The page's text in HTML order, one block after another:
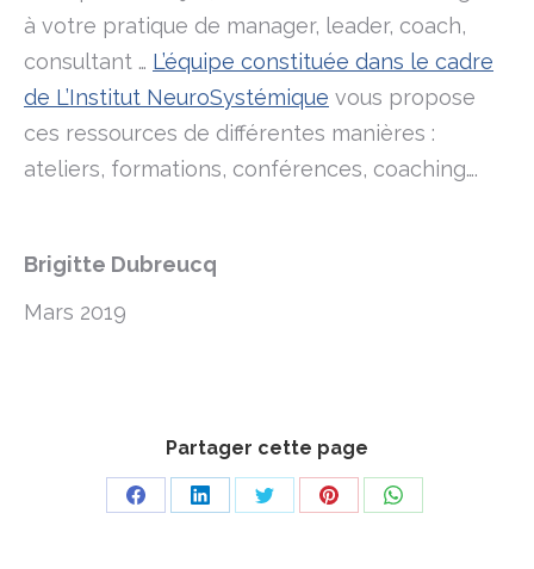
à votre pratique de manager, leader, coach,
consultant … L’équipe constituée dans le cadre
de L’Institut NeuroSystémique vous propose
ces ressources de différentes manières :
ateliers, formations, conférences, coaching….
Brigitte Dubreucq
Mars 2019
Partager cette page
Share
Share
Share
Share
Share